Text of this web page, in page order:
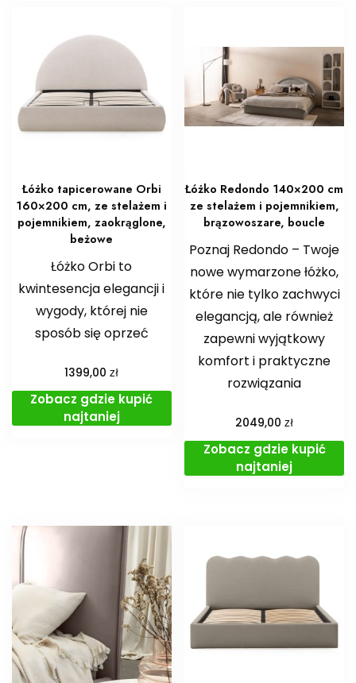
Łóżko tapicerowane Orbi
160×200 cm, ze stelażem i
pojemnikiem, zaokrąglone,
beżowe
Łóżko Orbi to
kwintesencja elegancji i
wygody, której nie
sposób się oprzeć
1399,00zł
Zobacz gdzie kupić
najtaniej
Łóżko Redondo 140×200 cm
ze stelażem i pojemnikiem,
brązowoszare, boucle
Poznaj Redondo – Twoje
nowe wymarzone łóżko,
które nie tylko zachwyci
elegancją, ale również
zapewni wyjątkowy
komfort i praktyczne
rozwiązania
2049,00zł
Zobacz gdzie kupić
najtaniej